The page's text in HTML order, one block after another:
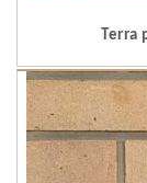
Terra